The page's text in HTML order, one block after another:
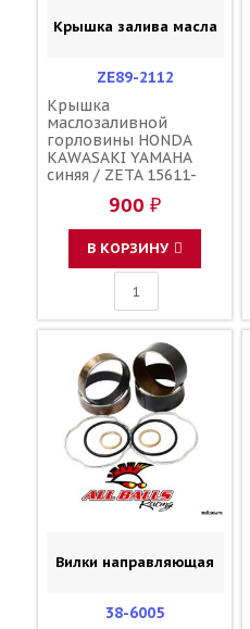
Крышка залива масла
ZE89-2112
Крышка
маслозаливной
горловины HONDA
KAWASAKI YAMAHA
синяя / ZETA 15611-
16115-018 3Y1-15363-
00-00 3Y1-15363-10-00
900 ₽
В КОРЗИНУ
Вилки направляющая
38-6005